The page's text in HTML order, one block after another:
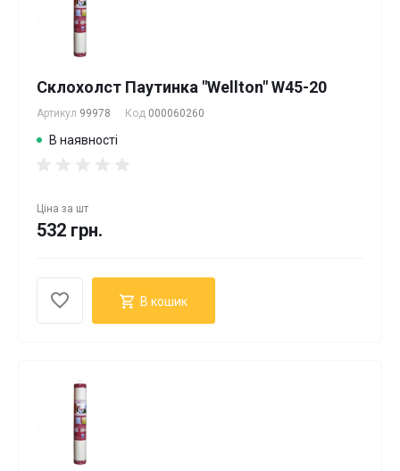
Склохолст Паутинка "Wellton" W45-20
Артикул 99978 Код 000060260
В наявності
Ціна за шт
532 грн.
В кошик